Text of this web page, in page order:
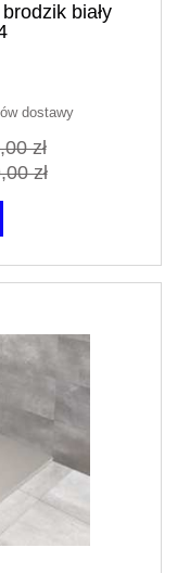
biały
dostawy
zł
zł